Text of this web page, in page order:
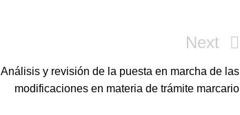
Next
Post
Next
Análisis y revisión de la puesta en marcha de las
modificaciones en materia de trámite marcario